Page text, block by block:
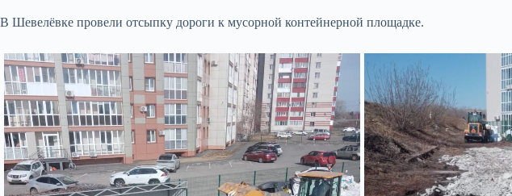
В Шевелёвке провели отсыпку дороги к мусорной контейнерной площадке.